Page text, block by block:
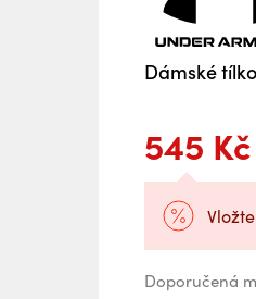
Dámské
545 Kč
Doporučená